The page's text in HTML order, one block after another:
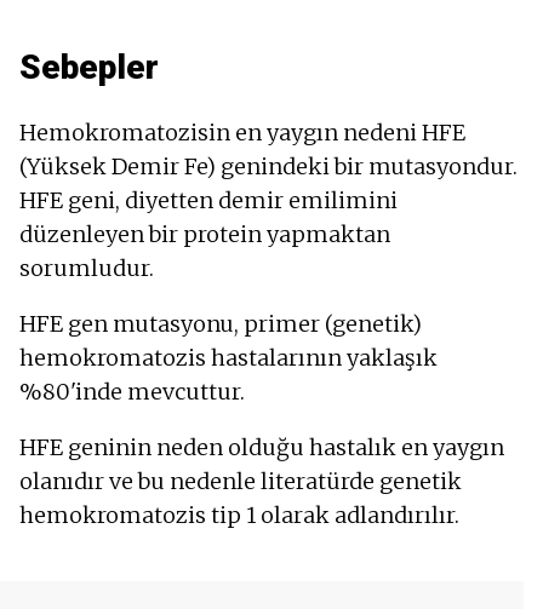
Sebepler
Hemokromatozisin en yaygın nedeni HFE
(Yüksek Demir Fe) genindeki bir mutasyondur.
HFE geni, diyetten demir emilimini
düzenleyen bir protein yapmaktan
sorumludur.
HFE gen mutasyonu, primer (genetik)
hemokromatozis hastalarının yaklaşık
%80'inde mevcuttur.
HFE geninin neden olduğu hastalık en yaygın
olanıdır ve bu nedenle literatürde genetik
hemokromatozis tip 1 olarak adlandırılır.